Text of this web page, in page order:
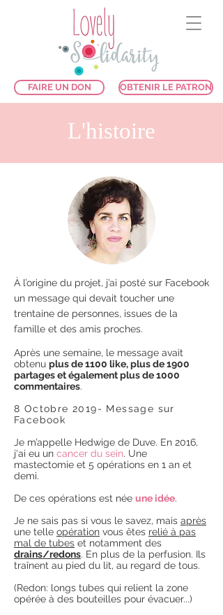
FAIRE UN DON OBTENIR LE PATRON
L'histoire
À l’origine du projet, j’ai posté sur Facebook
un message qui devait toucher une
trentaine de personnes, issues de la
famille et des amis proches.
Après une semaine, le message avait
obtenu plus de 1100 like, plus de 1900
partages et également plus de 1000
commentaires.
8 Octobre 2019- Message sur
Facebook
Je m’appelle Hedwige de Duve. En 2016,
j'ai eu un cancer du sein. Une
mastectomie et 5 opérations en 1 an et
demi.
De ces opérations est née une idée.
Je ne sais pas si vous le savez, mais après
une telle opération vous êtes relié à pas
mal de tubes et notamment des
drains/redons. En plus de la perfusion. Ils
traînent au pied du lit, au regard de tous.
(Redon: longs tubes qui relient la zone
opérée à des bouteilles pour évacuer...)